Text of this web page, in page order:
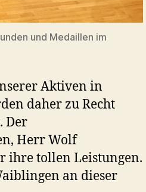
und Medaillen im
Aktiven in
daher zu Recht
Der
Herr Wolf
ihre tollen Leistungen.
an dieser